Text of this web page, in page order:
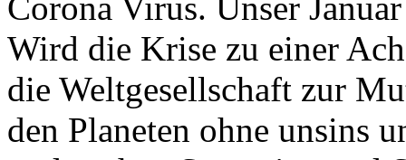
Wird die Krise zu einer
die Weltgesellschaft zur
den Planeten ohne unsins